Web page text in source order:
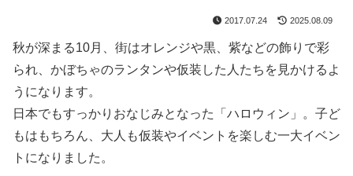
2017.07.24 2025.08.09
秋が深まる10月、街はオレンジや黒、紫などの飾りで彩
られ、かぼちゃのランタンや仮装した人たちを見かけるよ
うになります。
日本でもすっかりおなじみとなった「ハロウィン」。子ど
もはもちろん、大人も仮装やイベントを楽しむ一大イベン
トになりました。